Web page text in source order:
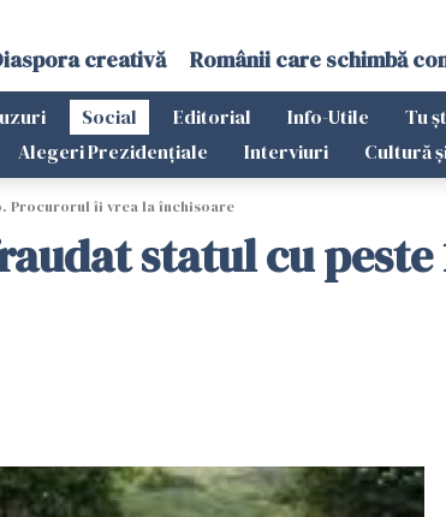
creativă Românii care schimbă
Social Editorial Info-Utile Tu
Alegeri Prezidențiale Interviuri Cultură
Procurorul îi vrea la închisoare
statul cu peste